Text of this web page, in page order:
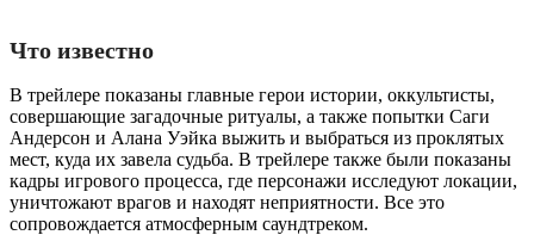
Что известно
В трейлере показаны главные герои истории, оккультисты,
совершающие загадочные ритуалы, а также попытки Саги
Андерсон и Алана Уэйка выжить и выбраться из проклятых
мест, куда их завела судьба. В трейлере также были показаны
кадры игрового процесса, где персонажи исследуют локации,
уничтожают врагов и находят неприятности. Все это
сопровождается атмосферным саундтреком.